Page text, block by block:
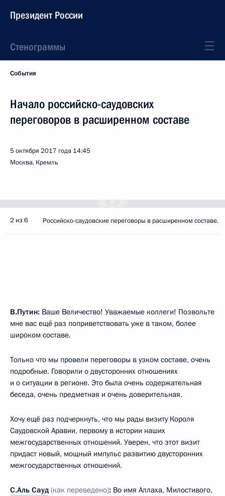
Президент России
Стенограммы
События
Начало российско-саудовских
переговоров в расширенном составе
5 октября 2017 года 14:45
Москва, Кремль
2 из 6 Российско-саудовские переговоры в расширенном составе.
В.Путин: Ваше Величество! Уважаемые коллеги! Позвольте
мне вас ещё раз поприветствовать уже в таком, более
широком составе.
Только что мы провели переговоры в узком составе, очень
подробные. Говорили о двусторонних отношениях
и о ситуации в регионе. Это была очень содержательная
беседа, очень предметная и очень доверительная.
Хочу ещё раз подчеркнуть, что мы рады визиту Короля
Саудовской Аравии, первому в истории наших
межгосударственных отношений. Уверен, что этот визит
придаст новый, мощный импульс развитию двусторонних
межгосударственных отношений.
С.Аль Сауд (как переведено): Во имя Аллаха, Милостивого,